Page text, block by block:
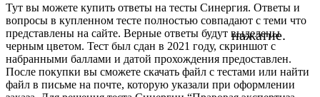
нажатие.
Тут вы можете купить ответы на тесты Синергия. Ответы и
вопросы в купленном тесте полностью совпадают с теми что
представлены на сайте. Верные ответы будут выделены
черным цветом. Тест был сдан в 2021 году, скриншот с
набранными баллами и датой прохождения предоставлен.
После покупки вы сможете скачать файл с тестами или найти
файл в письме на почте, которую указали при оформлении